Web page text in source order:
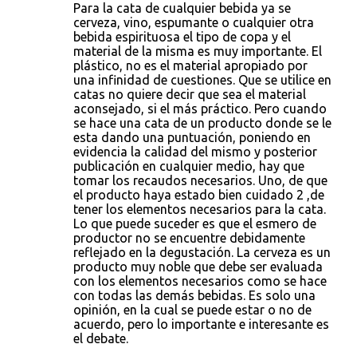
Para la cata de cualquier bebida ya se
cerveza, vino, espumante o cualquier otra
bebida espirituosa el tipo de copa y el
material de la misma es muy importante. El
plástico, no es el material apropiado por
una infinidad de cuestiones. Que se utilice en
catas no quiere decir que sea el material
aconsejado, si el más práctico. Pero cuando
se hace una cata de un producto donde se le
esta dando una puntuación, poniendo en
evidencia la calidad del mismo y posterior
publicación en cualquier medio, hay que
tomar los recaudos necesarios. Uno, de que
el producto haya estado bien cuidado 2 ,de
tener los elementos necesarios para la cata.
Lo que puede suceder es que el esmero de
productor no se encuentre debidamente
reflejado en la degustación. La cerveza es un
producto muy noble que debe ser evaluada
con los elementos necesarios como se hace
con todas las demás bebidas. Es solo una
opinión, en la cual se puede estar o no de
acuerdo, pero lo importante e interesante es
el debate.